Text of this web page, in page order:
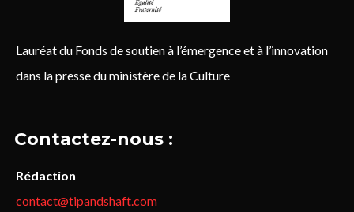
Lauréat du Fonds de soutien à l’émergence et à l’innovation
dans la presse du ministère de la Culture
Contactez-nous :
Rédaction
contact@tipandshaft.com